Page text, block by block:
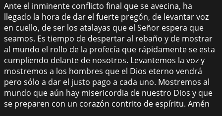
Ante el inminente conflicto final que se avecina, ha
llegado la hora de dar el fuerte pregón, de levantar voz
en cuello, de ser los atalayas que el Señor espera que
seamos. Es tiempo de despertar al rebaño y de mostrar
al mundo el rollo de la profecía que rápidamente se esta
cumpliendo delante de nosotros. Levantemos la voz y
mostremos a los hombres que el Dios eterno vendrá
pero sólo a dar el justo pago a cada uno. Mostremos al
mundo que aún hay misericordia de nuestro Dios y que
se preparen con un corazón contrito de espíritu. Amén